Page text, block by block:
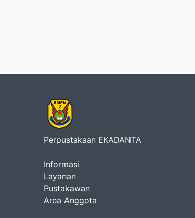
Perpustakaan EKADANTA
Informasi
Layanan
Pustakawan
Area Anggota